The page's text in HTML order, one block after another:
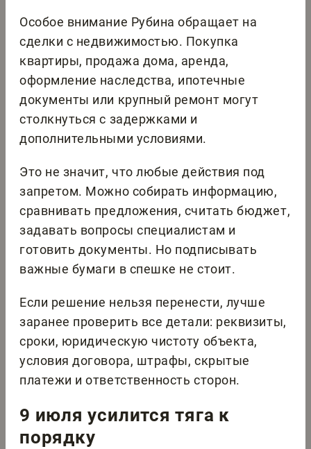
Особое внимание Рубина обращает на
сделки с недвижимостью. Покупка
квартиры, продажа дома, аренда,
оформление наследства, ипотечные
документы или крупный ремонт могут
столкнуться с задержками и
дополнительными условиями.
Это не значит, что любые действия под
запретом. Можно собирать информацию,
сравнивать предложения, считать бюджет,
задавать вопросы специалистам и
готовить документы. Но подписывать
важные бумаги в спешке не стоит.
Если решение нельзя перенести, лучше
заранее проверить все детали: реквизиты,
сроки, юридическую чистоту объекта,
условия договора, штрафы, скрытые
платежи и ответственность сторон.
9 июля усилится тяга к
порядку